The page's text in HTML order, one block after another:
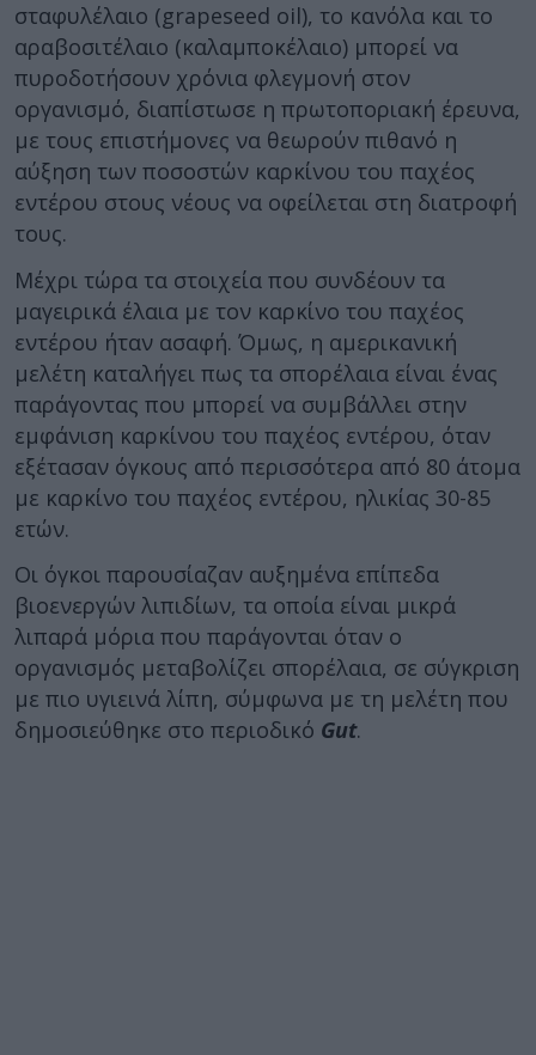
σταφυλέλαιο (grapeseed oil), το κανόλα και το
αραβοσιτέλαιο (καλαμποκέλαιο) μπορεί να
πυροδοτήσουν χρόνια φλεγμονή στον
οργανισμό, διαπίστωσε η πρωτοποριακή έρευνα,
με τους επιστήμονες να θεωρούν πιθανό η
αύξηση των ποσοστών καρκίνου του παχέος
εντέρου στους νέους να οφείλεται στη διατροφή
τους.
Μέχρι τώρα τα στοιχεία που συνδέουν τα
μαγειρικά έλαια με τον καρκίνο του παχέος
εντέρου ήταν ασαφή. Όμως, η αμερικανική
μελέτη καταλήγει πως τα σπορέλαια είναι ένας
παράγοντας που μπορεί να συμβάλλει στην
εμφάνιση καρκίνου του παχέος εντέρου, όταν
εξέτασαν όγκους από περισσότερα από 80 άτομα
με καρκίνο του παχέος εντέρου, ηλικίας 30-85
ετών.
Οι όγκοι παρουσίαζαν αυξημένα επίπεδα
βιοενεργών λιπιδίων, τα οποία είναι μικρά
λιπαρά μόρια που παράγονται όταν ο
οργανισμός μεταβολίζει σπορέλαια, σε σύγκριση
με πιο υγιεινά λίπη, σύμφωνα με τη μελέτη που
δημοσιεύθηκε στο περιοδικό Gut.